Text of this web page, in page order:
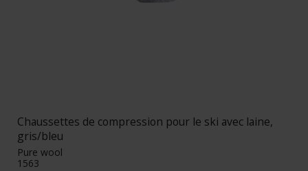
Chaussettes de compression pour le ski avec laine,
gris/bleu
Pure wool
1563